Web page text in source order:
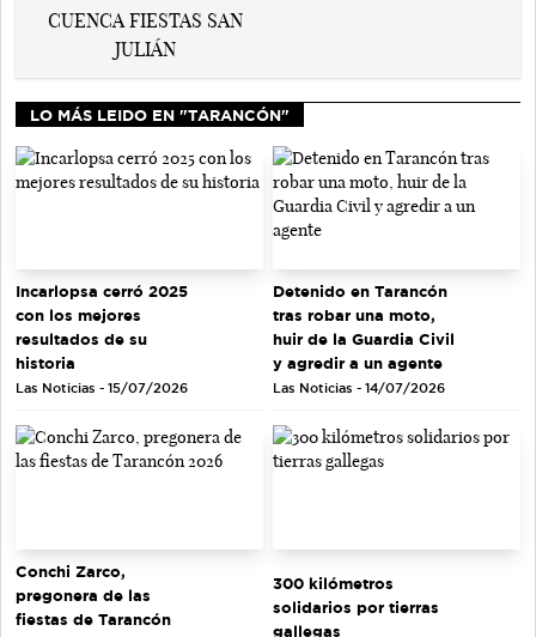
LO MÁS LEIDO EN "TARANCÓN"
Incarlopsa cerró 2025
con los mejores
resultados de su
historia
Las Noticias - 15/07/2026
Detenido en Tarancón
tras robar una moto,
huir de la Guardia Civil
y agredir a un agente
Las Noticias - 14/07/2026
Conchi Zarco,
pregonera de las
fiestas de Tarancón
300 kilómetros
solidarios por tierras
gallegas